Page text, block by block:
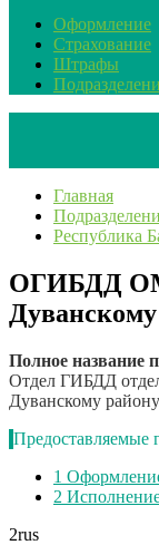
Оформление
Страхование
Штрафы
Главная
Республика
ОГИБДД
Полное название
Отдел ГИБДД
Дуванскому
Предоставляемые
1
2
2rus